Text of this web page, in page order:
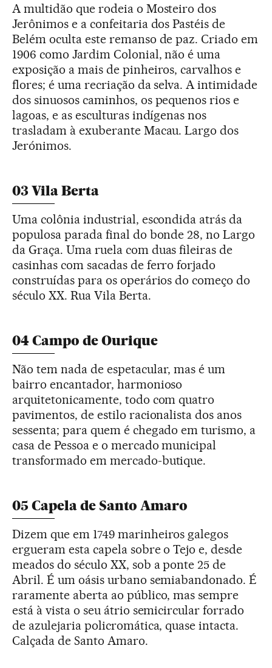
A multidão que rodeia o Mosteiro dos
Jerônimos e a confeitaria dos Pastéis de
Belém oculta este remanso de paz. Criado em
1906 como Jardim Colonial, não é uma
exposição a mais de pinheiros, carvalhos e
flores; é uma recriação da selva. A intimidade
dos sinuosos caminhos, os pequenos rios e
lagoas, e as esculturas indígenas nos
trasladam à exuberante Macau. Largo dos
Jerónimos.
03 Vila Berta
Uma colônia industrial, escondida atrás da
populosa parada final do bonde 28, no Largo
da Graça. Uma ruela com duas fileiras de
casinhas com sacadas de ferro forjado
construídas para os operários do começo do
século XX. Rua Vila Berta.
04 Campo de Ourique
Não tem nada de espetacular, mas é um
bairro encantador, harmonioso
arquitetonicamente, todo com quatro
pavimentos, de estilo racionalista dos anos
sessenta; para quem é chegado em turismo, a
casa de Pessoa e o mercado municipal
transformado em mercado-butique.
05 Capela de Santo Amaro
Dizem que em 1749 marinheiros galegos
ergueram esta capela sobre o Tejo e, desde
meados do século XX, sob a ponte 25 de
Abril. É um oásis urbano semiabandonado. É
raramente aberta ao público, mas sempre
está à vista o seu átrio semicircular forrado
de azulejaria policromática, quase intacta.
Calçada de Santo Amaro.